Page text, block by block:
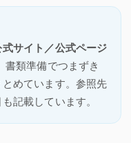
サイト／公式ページ
書類準備でつまずき
めています。参照先
記載しています。